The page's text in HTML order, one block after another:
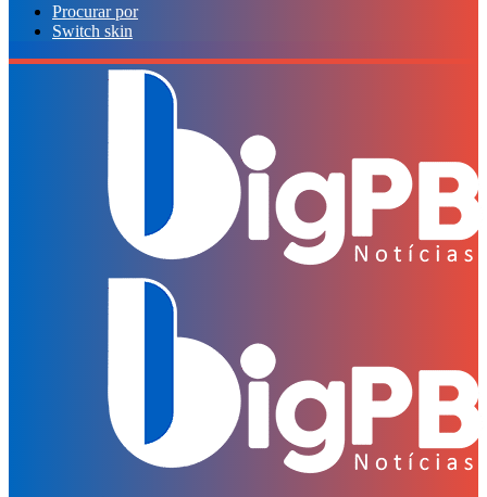
Procurar por
Switch skin